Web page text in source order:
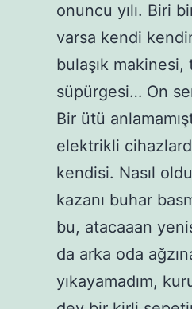
onuncu yılı. Biri
varsa kendi
bulaşık makinesi,
süpürgesi… On
Bir ütü
elektrikli
kendisi. Nasıl
kazanı buhar
bu, atacaaan
da arka oda
yıkayamadım,